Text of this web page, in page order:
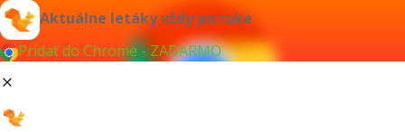
Aktuálne letáky vždy po ruke
Pridať do Chrome - ZADARMO